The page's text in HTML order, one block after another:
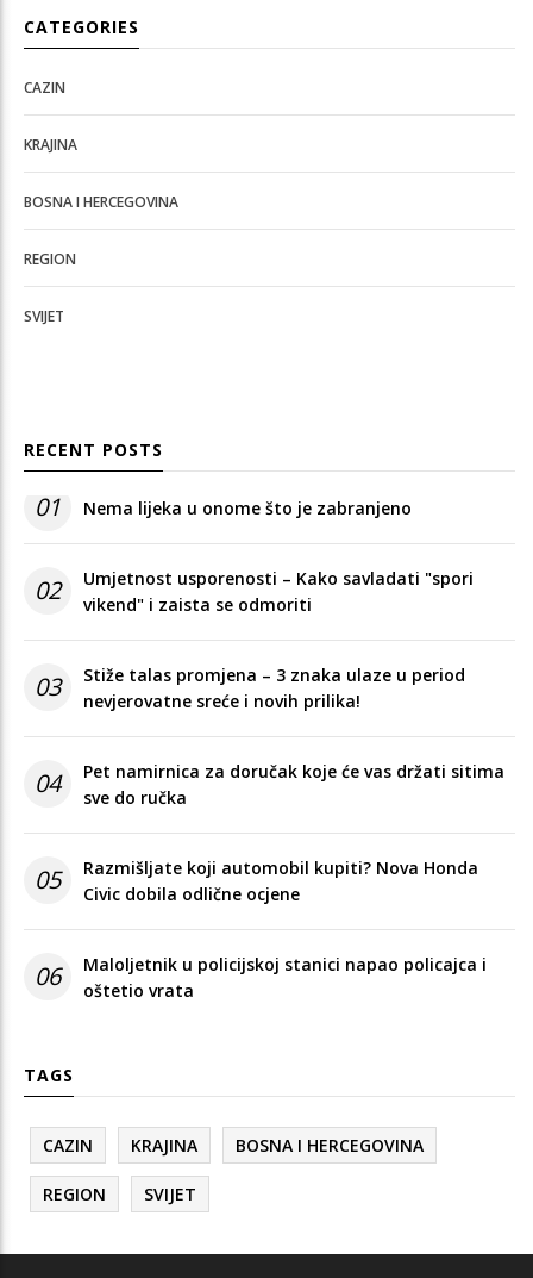
CATEGORIES
CAZIN
KRAJINA
BOSNA I HERCEGOVINA
REGION
SVIJET
RECENT POSTS
01 Nema lijeka u onome što je zabranjeno
02
Umjetnost usporenosti – Kako savladati "spori
vikend" i zaista se odmoriti
03
Stiže talas promjena – 3 znaka ulaze u period
nevjerovatne sreće i novih prilika!
04
Pet namirnica za doručak koje će vas držati sitima
sve do ručka
05
Razmišljate koji automobil kupiti? Nova Honda
Civic dobila odlične ocjene
06
Maloljetnik u policijskoj stanici napao policajca i
oštetio vrata
TAGS
CAZIN KRAJINA BOSNA I HERCEGOVINA
REGION SVIJET